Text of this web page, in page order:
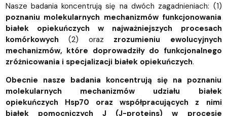
Nasze badania koncentrują się na dwóch zagadnieniach: (1)
poznaniu molekularnych mechanizmów funkcjonowania
białek opiekuńczych w najważniejszych procesach
komórkowych (2) oraz zrozumieniu ewolucyjnych
mechanizmów, które doprowadziły do funkcjonalnego
zróżnicowania i specjalizacji białek opiekuńczych.
Obecnie nasze badania koncentrują się na poznaniu
molekularnych mechanizmów udziału białek
opiekuńczych Hsp70 oraz współpracujących z nimi
białek pomocniczych J (J-proteins) w procesie